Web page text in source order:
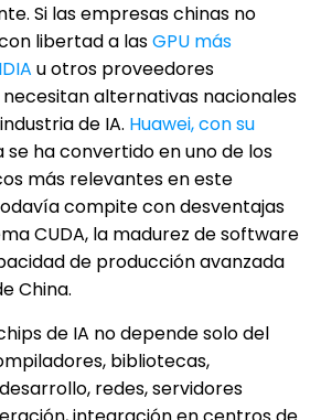
Si las empresas chinas no
libertad a lasGPU más
u otros proveedores
necesitan alternativas nacionales
de IA. Huawei, con su
se ha convertido en uno de los
más relevantes en este
compite con desventajas
CUDA, la madurez de software
de producción avanzada
China.
de IA no depende solo del
bibliotecas,
redes, servidores